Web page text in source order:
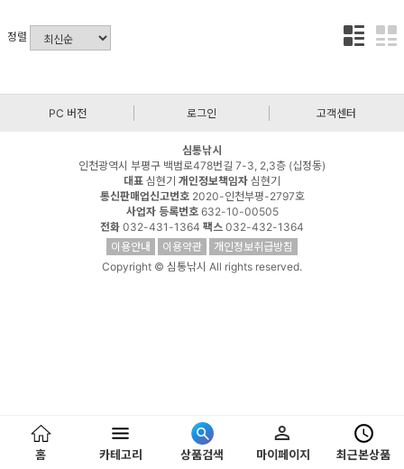
홈 카테고리 상품검색 마이페이지 최근본상품
정렬
PC 버전 로그인 고객센터
심통낚시
인천광역시 부평구 백범로478번길 7-3, 2,3층 (십정동)
대표 심현기 개인정보책임자 심현기
통신판매업신고번호2020-인천부평-2797호
사업자 등록번호632-10-00505
전화 032-431-1364 팩스 032-432-1364
이용안내
이용약관
개인정보취급방침
Copyright © 심통낚시 All rights reserved.